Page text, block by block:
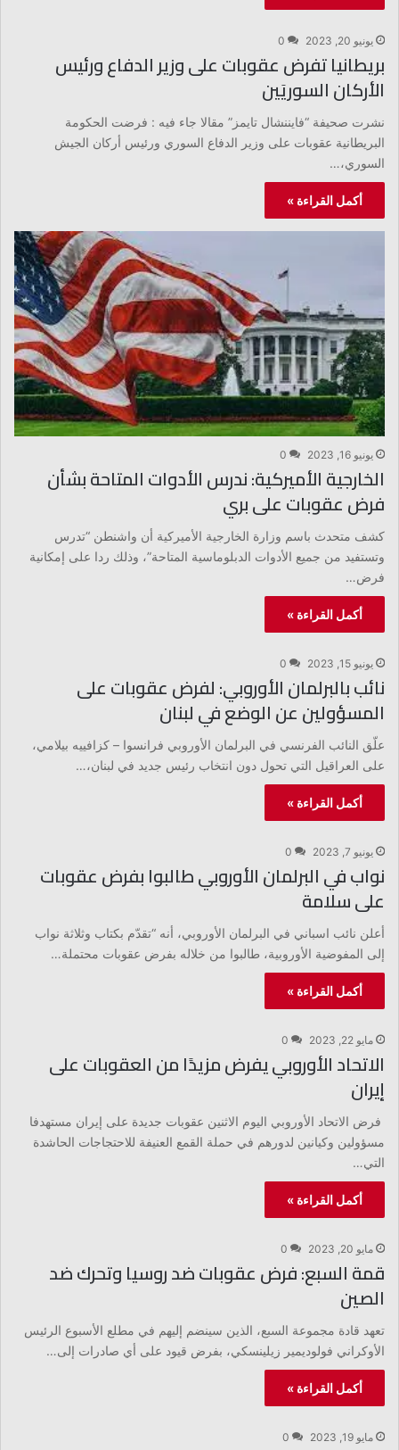
يونيو 20, 2023 0
بريطانيا تفرض عقوبات على وزير الدفاع ورئيس
الأركان السوريَين
نشرت صحيفة “فايننشال تايمز” مقالا جاء فيه : فرضت الحكومة
البريطانية عقوبات على وزير الدفاع السوري ورئيس أركان الجيش
السوري،…
أكمل القراءة »
يونيو 16, 2023 0
الخارجية الأميركية: ندرس الأدوات المتاحة بشأن
فرض عقوبات على بري
كشف متحدث باسم وزارة الخارجية الأميركية أن واشنطن “تدرس
وتستفيد من جميع الأدوات الدبلوماسية المتاحة”، وذلك ردا على إمكانية
فرض…
أكمل القراءة »
يونيو 15, 2023 0
نائب بالبرلمان الأوروبي: لفرض عقوبات على
المسؤولين عن الوضع في لبنان
علّق النائب الفرنسي في البرلمان الأوروبي فرانسوا – كزافييه بيلامي،
على العراقيل التي تحول دون انتخاب رئيس جديد في لبنان،…
أكمل القراءة »
يونيو 7, 2023 0
نواب في البرلمان الأوروبي طالبوا بفرض عقوبات
على سلامة
أعلن نائب اسباني في البرلمان الأوروبي، أنه “تقدّم بكتاب وثلاثة نواب
إلى المفوضية الأوروبية، طالبوا من خلاله بفرض عقوبات محتملة…
أكمل القراءة »
مايو 22, 2023 0
الاتحاد الأوروبي يفرض مزيدًا من العقوبات على
إيران
فرض الاتحاد الأوروبي اليوم الاثنين عقوبات جديدة على إيران مستهدفا
مسؤولين وكيانين لدورهم في حملة القمع العنيفة للاحتجاجات الحاشدة
التي…
أكمل القراءة »
مايو 20, 2023 0
قمة السبع: فرض عقوبات ضد روسيا وتحرك ضد
الصين
تعهد قادة مجموعة السبع، الذين سينضم إليهم في مطلع الأسبوع الرئيس
الأوكراني فولوديمير زيلينسكي، بفرض قيود على أي صادرات إلى…
أكمل القراءة »
مايو 19, 2023 0